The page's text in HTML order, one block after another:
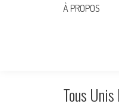
À PROPOS
Tous